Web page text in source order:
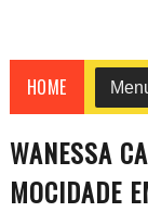
HOME
WANESSA
MOCIDADE